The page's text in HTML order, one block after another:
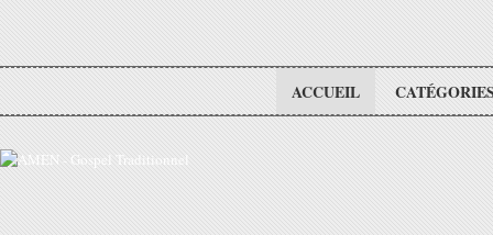
ACCUEIL